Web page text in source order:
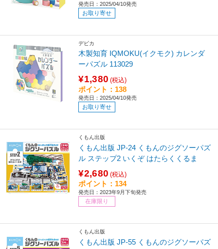
発売日：2025/04/10発売
お取り寄せ
デビカ
木製知育 IQMOKU(イクモク) カレンダ
ーパズル 113029
¥1,380 (税込)
ポイント：138
発売日：2025/04/10発売
お取り寄せ
くもん出版
くもん出版 JP-24 くもんのジグソーパズ
ル ステップ2 いくぞ はたらくくるま
¥2,680 (税込)
ポイント：134
発売日：2023年9月下旬発売
在庫限り
くもん出版
くもん出版 JP-55 くもんのジグソーパズ